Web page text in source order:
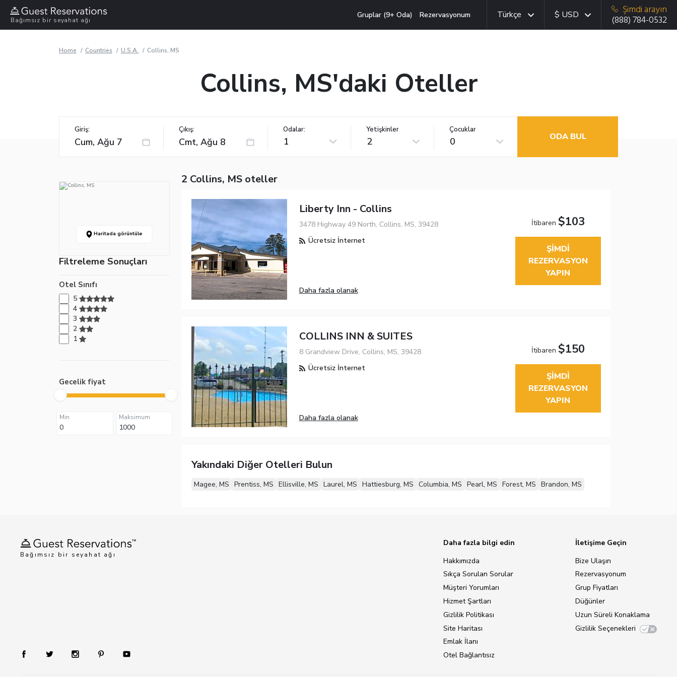
Bağımsız bir seyahat ağı
Gruplar (9+ Oda) Rezervasyonum Türkçe $ USD
Şimdi arayın
(888) 784-0532
Home Countries U.S.A. Collins, MS
Collins, MS'daki Oteller
Giriş: Çıkış: Odalar:
1
Yetişkinler
2
Çocuklar
0 ODA BUL
Haritada görüntüle
Filtreleme Sonuçları
Otel Sınıfı
5
4
3
2
1
Gecelik fiyat
Min Maksimum
2 Collins, MS oteller
Liberty Inn - Collins
3478 Highway 49 North, Collins, MS, 39428
Ücretsiz İnternet
Daha fazla olanak
İtibaren $103
ŞIMDI
REZERVASYON
YAPIN
COLLINS INN & SUITES
8 Grandview Drive, Collins, MS, 39428
Ücretsiz İnternet
Daha fazla olanak
İtibaren $150
ŞIMDI
REZERVASYON
YAPIN
Yakındaki Diğer Otelleri Bulun
Magee, MS Prentiss, MS Ellisville, MS Laurel, MS Hattiesburg, MS Columbia, MS Pearl, MS Forest, MS Brandon, MS
Bağımsız bir seyahat ağı
Daha fazla bilgi edin
Hakkımızda
Sıkça Sorulan Sorular
Müşteri Yorumları
Hizmet Şartları
Gizlilik Politikası
Site Haritası
Emlak İlanı
Otel Bağlantısız
İletişime Geçin
Bize Ulaşın
Rezervasyonum
Grup Fiyatları
Düğünler
Uzun Süreli Konaklama
Gizlilik Seçenekleri